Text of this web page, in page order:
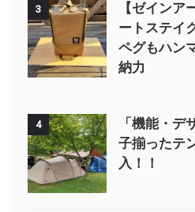
3
【ゼインア
ートステイ
ペグもハン
納力
4
「機能・デ
子揃ったテ
入！！